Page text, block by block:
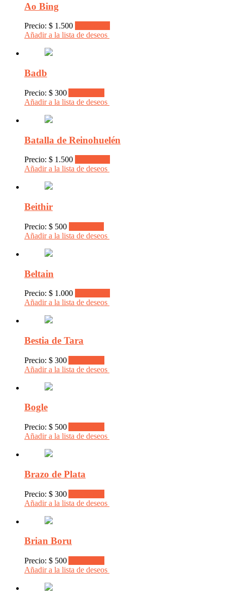
Ao Bing
Precio: $ 1.500
Añadir a la lista de deseos
Badb
Precio: $ 300
Añadir a la lista de deseos
Batalla de Reinohuelén
Precio: $ 1.500
Añadir a la lista de deseos
Beithir
Precio: $ 500
Añadir a la lista de deseos
Beltain
Precio: $ 1.000
Añadir a la lista de deseos
Bestia de Tara
Precio: $ 300
Añadir a la lista de deseos
Bogle
Precio: $ 500
Añadir a la lista de deseos
Brazo de Plata
Precio: $ 300
Añadir a la lista de deseos
Brian Boru
Precio: $ 500
Añadir a la lista de deseos